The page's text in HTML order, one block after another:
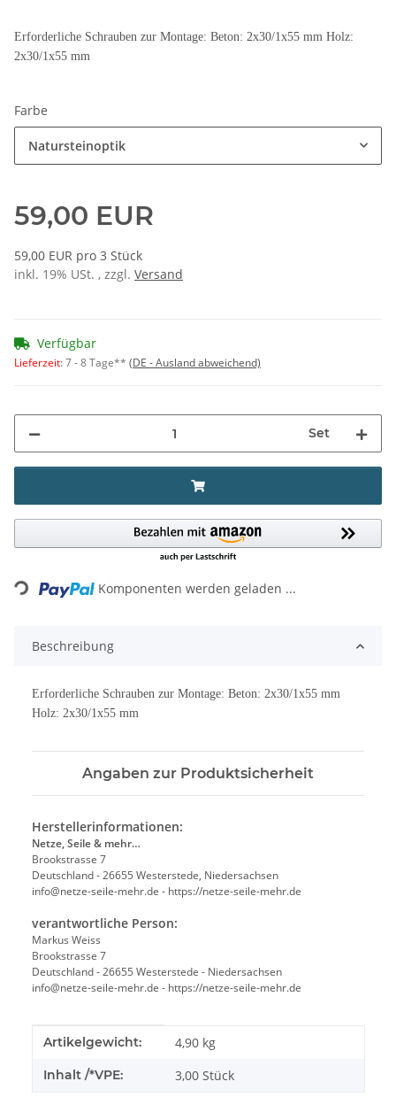
Erforderliche Schrauben zur Montage: Beton: 2x30/1x55 mm Holz:
2x30/1x55 mm
Farbe
Natursteinoptik
59,00 EUR
59,00 EUR pro 3 Stück
inkl. 19% USt. , zzgl. Versand
Verfügbar
Lieferzeit:7 - 8 Tage** (DE - Ausland abweichend)
Set
Loading... Komponenten werden geladen ...
Beschreibung
Erforderliche Schrauben zur Montage: Beton: 2x30/1x55 mm
Holz: 2x30/1x55 mm
Angaben zur Produktsicherheit
Herstellerinformationen:
Netze, Seile & mehr…
Brookstrasse 7
Deutschland - 26655 Westerstede, Niedersachsen
info@netze-seile-mehr.de - https://netze-seile-mehr.de
verantwortliche Person:
Markus Weiss
Brookstrasse 7
Deutschland - 26655 Westerstede - Niedersachsen
info@netze-seile-mehr.de - https://netze-seile-mehr.de
Produkteigenschaft
Wert
Artikelgewicht: 4,90 kg
Inhalt /*VPE: 3,00 Stück